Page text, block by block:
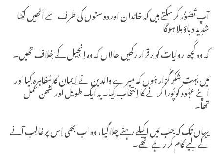
آپ تَصَوُّر کر سکتے ہیں کہ خاندان اور دوستوں کی طرف سے اُنھیں کِتنا
شدِید دباؤ مِلا ہوگا
کہ وہ کُچھ روایات کو برقرار رکھیں حالاں کہ وہ اِنجِیل کے خِلاف تھیں۔
مَیں بُہت شُکر گُزار ہُوں کہ میرے والدین نے اِیمان کا مُظاہرہ کِیا اور
اپنے عہُود کو پُورا کرنے کا اِنتخاب کِیا۔ یہ ایک طویل اور کٹھن عمل
تھا۔
یہاں تک کہ جب مَیں اکیلے رہنے چلا گیا، وہ اب بھی اِس پر غالِب آنے
كے لِیے کام کر رہے تھے۔